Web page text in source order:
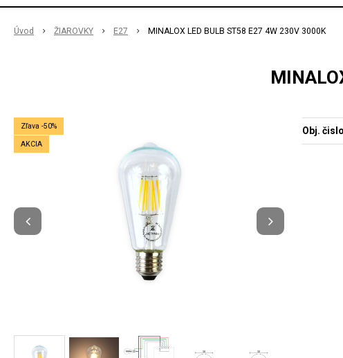
Úvod ŽIAROVKY E27 MINALOX LED BULB ST58 E27 4W 230V 3000K
Zľava -50%
AKCIA
Obj.